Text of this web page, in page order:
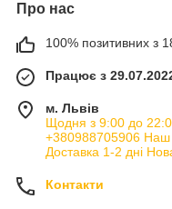
Про нас
100% позитивних з 18
Працює з
м. Львів
Щодня з 9:00 до
+380988705906 Наш
Доставка 1-2 дні
Контакти